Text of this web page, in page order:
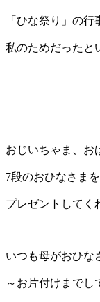
「ひな祭り」の行
私のためだったと
おじいちゃま、お
7段のおひなさま
プレゼントしてく
いつも母がおひな
～お片付けまでし